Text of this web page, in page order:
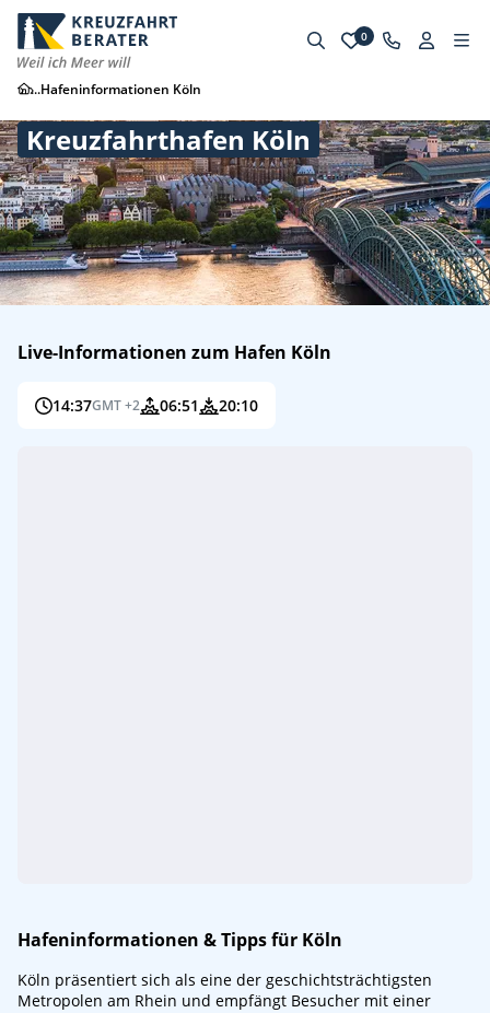
0
...Hafeninformationen Köln
Kreuzfahrthafen Köln
Live-Informationen zum Hafen Köln
14:37GMT +2 06:51 20:10
Hafeninformationen & Tipps für Köln
Köln präsentiert sich als eine der geschichtsträchtigsten
Metropolen am Rhein und empfängt Besucher mit einer